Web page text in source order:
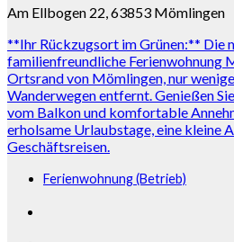
Am Ellbogen 22, 63853 Mömlingen
**Ihr Rückzugsort im Grünen:** Die
familienfreundliche Ferienwohnung
Ortsrand von Mömlingen, nur
Wanderwegen entfernt. Genießen
vom Balkon und komfortable
erholsame Urlaubstage, eine kleine
Geschäftsreisen.
Ferienwohnung (Betrieb)